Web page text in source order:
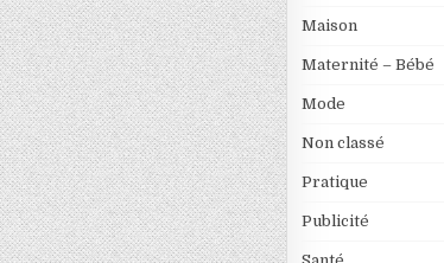
Maison
Maternité – Bébé
Mode
Non classé
Pratique
Publicité